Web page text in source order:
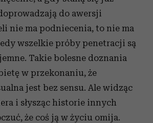
do awersji
nie ma podniecenia, to nie ma
wszelkie próby penetracji są
Takie bolesne doznania
w przekonaniu, że
jest bez sensu. Ale widząc
i słysząc historie innych
że coś ją w życiu omija.